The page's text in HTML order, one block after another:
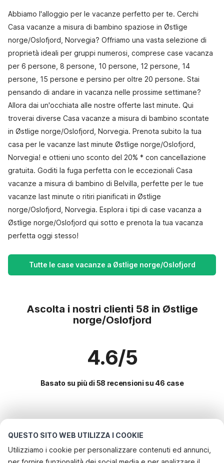
QUESTO SITO WEB UTILIZZA I COOKIE
Utilizziamo i cookie per personalizzare contenuti ed annunci,
Abbiamo l'alloggio per le vacanze perfetto per te. Cerchi
Casa vacanze a misura di bambino spaziose in Østlige
norge/Oslofjord, Norvegia? Offriamo una vasta selezione di
proprietà ideali per gruppi numerosi, comprese case vacanza
per 6 persone, 8 persone, 10 persone, 12 persone, 14
persone, 15 persone e persino per oltre 20 persone. Stai
pensando di andare in vacanza nelle prossime settimane?
Allora dai un'occhiata alle nostre offerte last minute. Qui
troverai diverse Casa vacanze a misura di bambino scontate
in Østlige norge/Oslofjord, Norvegia. Prenota subito la tua
casa per le vacanze last minute Østlige norge/Oslofjord,
Norvegia! e ottieni uno sconto del 20% * con cancellazione
gratuita. Goditi la fuga perfetta con le eccezionali Casa
vacanze a misura di bambino di Belvilla, perfette per le tue
vacanze last minute o ritiri pianificati in Østlige
norge/Oslofjord, Norvegia. Esplora i tipi di case vacanza a
Østlige norge/Oslofjord qui sotto e prenota la tua vacanza
perfetta oggi stesso!
Tutte le case vacanze a Østlige norge/Oslofjord
Ascolta i nostri clienti 58 in Østlige
norge/Oslofjord
4.6/5
Basato su più di 58 recensioni su 46 case
vacanze
Servizi più popolari per le vacanze in Østlige